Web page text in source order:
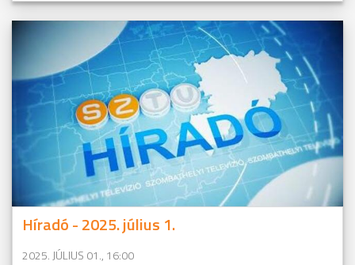
Híradó - 2025. július 1.
2025. JÚLIUS 01., 16:00